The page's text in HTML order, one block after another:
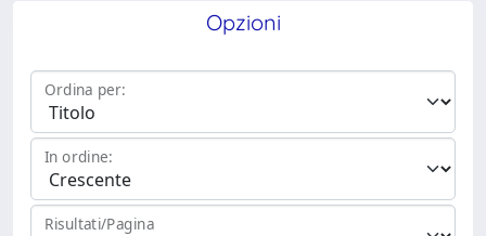
Opzioni
Ordina per:
In ordine:
Risultati/Pagina